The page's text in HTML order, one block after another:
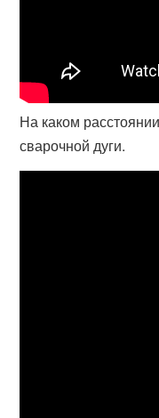
На каком
сварочной дуги.